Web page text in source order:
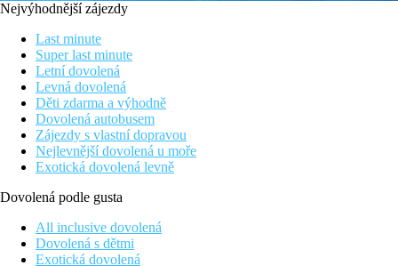
Resort Tamassa se nachází na jižním pobřeží a skládá se z
některou z restaurací nebo bar. Pro mladší návštěvníky je k
Vzdálenost
pláže: 0 m u pláže
letiště: 40 km
centra: 14 km Souillac
nákupních možností: 2000 m
Popis pokoje
Dvoulůžkový pokoj
koupelna/WC (sprcha, vysoušeč vlasů)
telefon, TV/sat.
minibar
trezor
klimatizace
Nejvýhodnější zájezdy
Last minute
Super last minute
Letní dovolená
Levná dovolená
Děti zdarma a výhodně
Dovolená autobusem
Zájezdy s vlastní dopravou
Nejlevnější dovolená u moře
Exotická dovolená levně
Dovolená podle gusta
All inclusive dovolená
Dovolená s dětmi
Exotická dovolená